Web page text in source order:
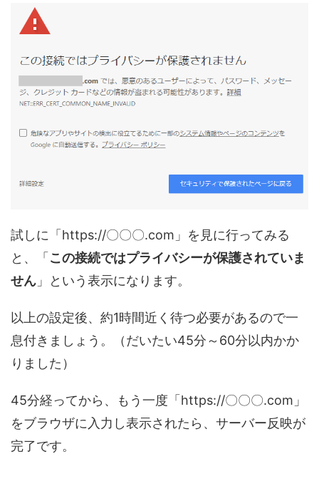
試しに「https://〇〇〇.com」を見に行ってみる
と、「 この接続ではプライバシーが保護されていま
せん 」という表示になります。
以上の設定後、約1時間近く待つ必要があるので一
息付きましょう。（だいたい45分～60分以内かか
りました）
45分経ってから、もう一度「https://〇〇〇.com」
をブラウザに入力し表示されたら、サーバー反映が
完了です。